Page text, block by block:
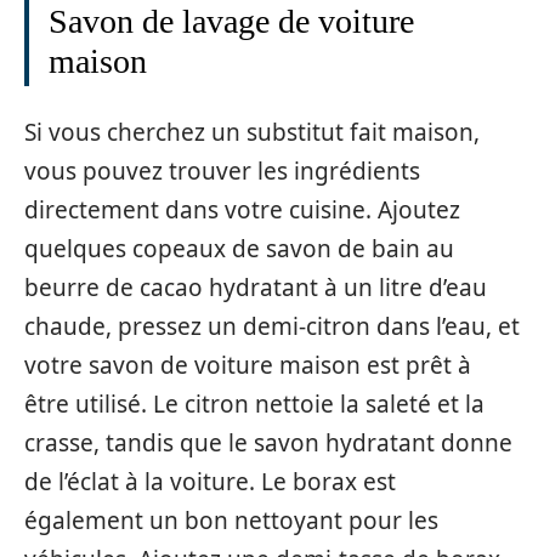
Savon de lavage de voiture
maison
Si vous cherchez un substitut fait maison,
vous pouvez trouver les ingrédients
directement dans votre cuisine. Ajoutez
quelques copeaux de savon de bain au
beurre de cacao hydratant à un litre d’eau
chaude, pressez un demi-citron dans l’eau, et
votre savon de voiture maison est prêt à
être utilisé. Le citron nettoie la saleté et la
crasse, tandis que le savon hydratant donne
de l’éclat à la voiture. Le borax est
également un bon nettoyant pour les